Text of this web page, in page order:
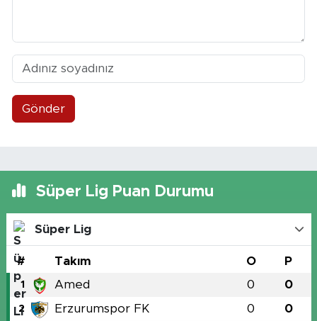
Gönder
Süper Lig Puan Durumu
Süper Lig
# Takım O P
1 Amed 0 0
2 Erzurumspor FK 0 0